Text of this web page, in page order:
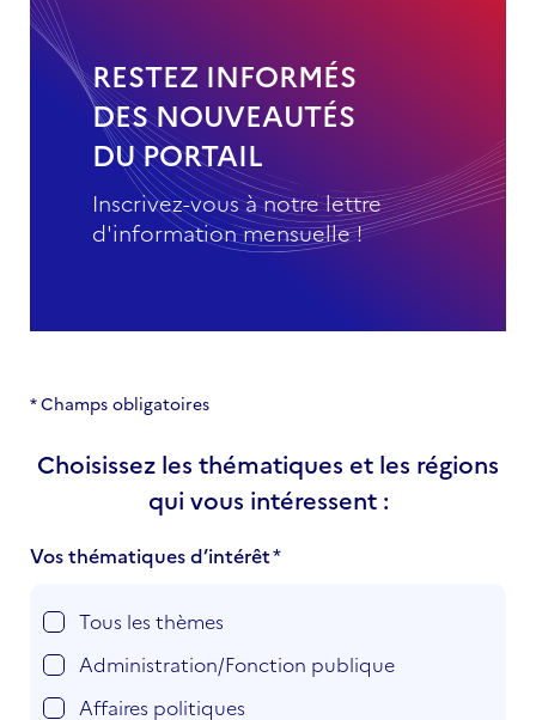
RESTEZ INFORMÉS
DES NOUVEAUTÉS
DU PORTAIL
Inscrivez-vous à notre lettre
d'information mensuelle !
* Champs obligatoires
Choisissez les thématiques et les régions
qui vous intéressent :
Vos thématiques d’intérêt
Tous les thèmes
Administration/Fonction publique
Affaires politiques